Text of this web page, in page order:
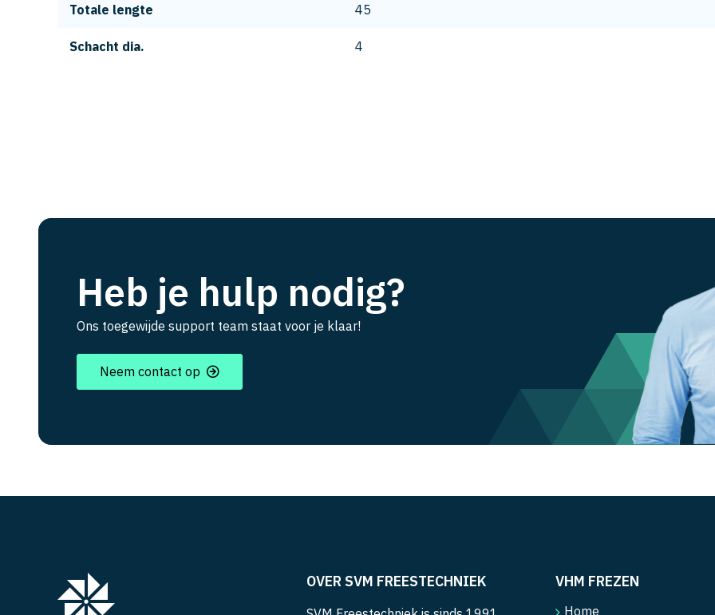
Totale lengte 45
Schacht dia. 4
Heb je hulp nodig?
Ons toegewijde support team staat voor je klaar!
Neem contact op
OVER SVM FREESTECHNIEK VHM FREZEN
Home